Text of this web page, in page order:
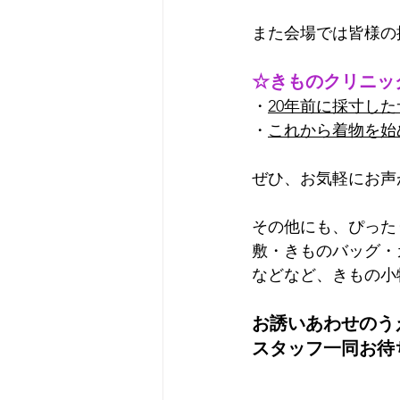
また会場では皆様
☆きものクリニッ
・ 20年前に採寸し
・ これから着物を
ぜひ、お気軽にお
その他にも、ぴっ
敷・きものバッグ
などなど、きもの
お誘いあわせの
スタッフ一同お